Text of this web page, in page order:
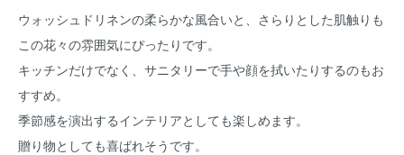
ウォッシュドリネンの柔らかな風合いと、さらりとした肌触りも
この花々の雰囲気にぴったりです。
キッチンだけでなく、サニタリーで手や顔を拭いたりするのもお
すすめ。
季節感を演出するインテリアとしても楽しめます。
贈り物としても喜ばれそうです。